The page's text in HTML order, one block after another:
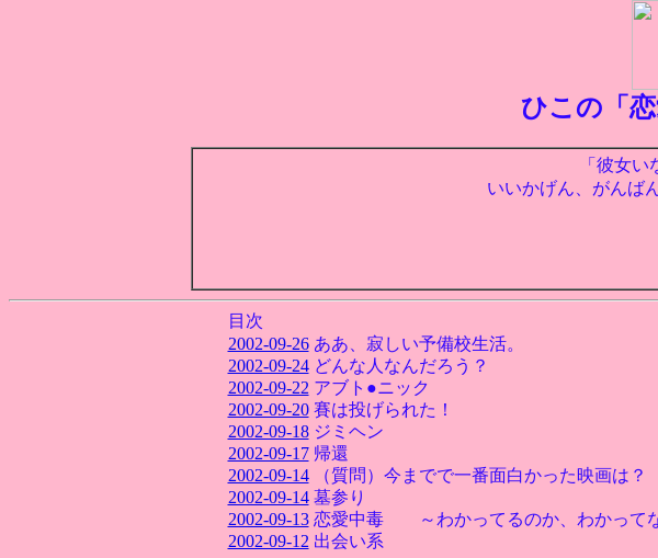
ひこの「
「彼女
いいかげん、がんば
目次
2002-09-26ああ、寂しい予備校生活。
2002-09-24どんな人なんだろう？
2002-09-22 アブト●ニック
2002-09-20賽は投げられた！
2002-09-18ジミヘン
2002-09-17帰還
2002-09-14（質問）今までで一番面白かった映画は？
2002-09-14墓参り
2002-09-13恋愛中毒 ～わかってるのか、わかって
2002-09-12 出会い系